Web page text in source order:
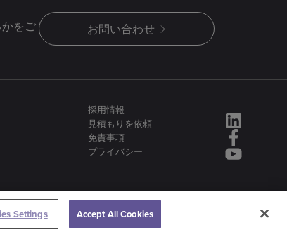
をご
お問い合わせ
採用情報
見積もりを依頼
免責事項
プライバシー
業からなるより大きなグループの一員です：
Settings Accept All Cookies